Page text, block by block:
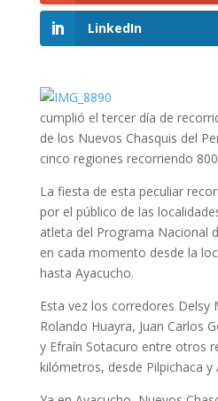
LinkedIn
cumplió el tercer día de
de los Nuevos Chasquis del
cinco regiones recorriendo
La fiesta de esta peculiar
por el público de las
atleta del Programa Nacional
en cada momento desde la
hasta Ayacucho.
Esta vez los corredores Delsy
Rolando Huayra, Juan Carlos
y Efraín Sotacuro entre otros
kilómetros, desde Pilpichaca y